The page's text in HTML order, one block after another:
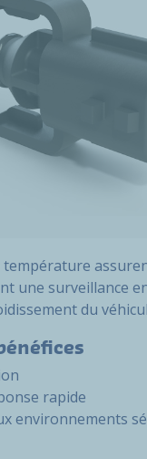
une surveillance
du
rapide
environnements